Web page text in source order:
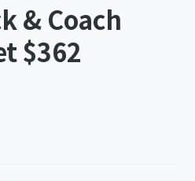
& Coach
$362